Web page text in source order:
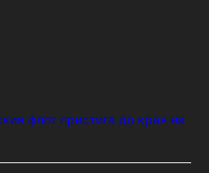
флот пристига до края на